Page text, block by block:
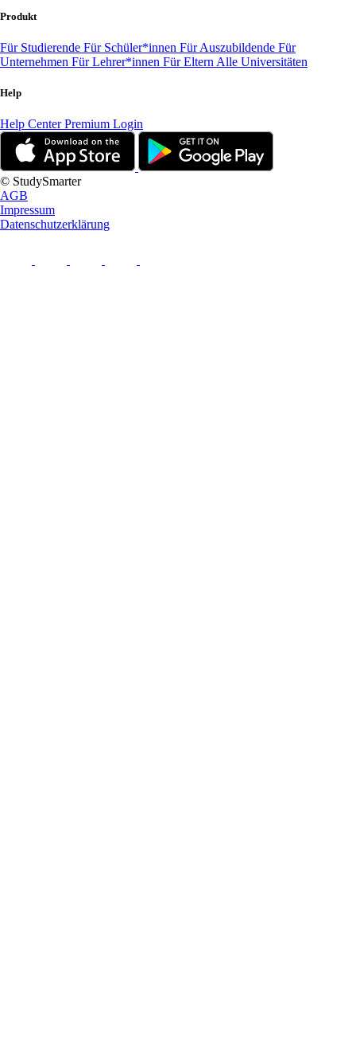
Produkt
Für Studierende Für Schüler*innen Für Auszubildende Für
Unternehmen Für Lehrer*innen Für Eltern Alle Universitäten
Help
Help CenterPremium Login
© StudySmarter
AGB
Impressum
Datenschutzerklärung